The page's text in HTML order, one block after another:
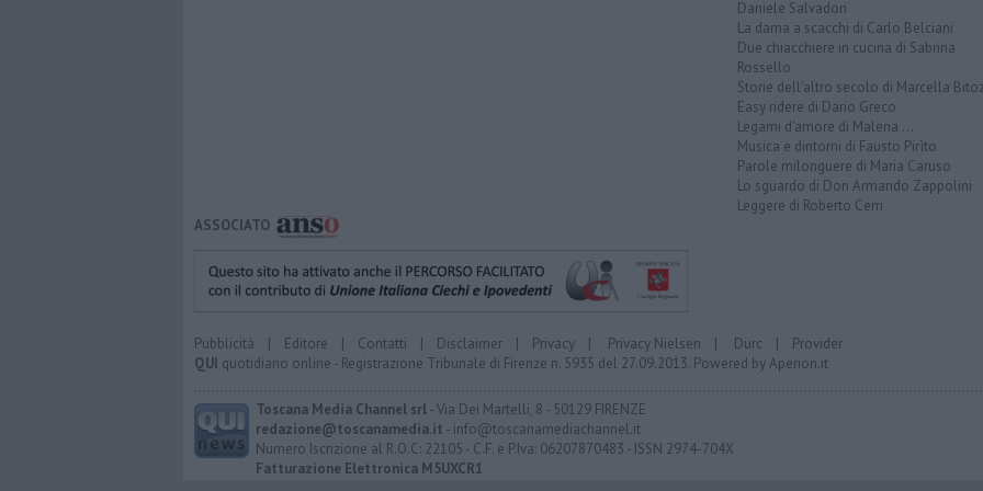
Daniele Salvadori
La dama a scacchi di Carlo Belciani
Due chiacchiere in cucina di Sabrina
Rossello
Storie dell'altro secolo di Marcella
Easy ridere di Dario Greco
Legami d'amore di Malena ...
Musica e dintorni di Fausto Pirìto
Parole milonguere di Maria Caruso
Lo sguardo di Don Armando Zappolini
Leggere di Roberto Cerri
ASSOCIATO
Pubblicità | Editore | Contatti | Disclaimer | Privacy | Privacy Nielsen | Durc | Provider
QUI quotidiano online - Registrazione Tribunale di Firenze n. 5935 del 27.09.2013. Powered byAperion.it
Toscana Media Channel srl- Via Dei Martelli, 8 - 50129 FIRENZE
redazione@toscanamedia.it - info@toscanamediachannel.it
Numero Iscrizione al R.O.C: 22105 - C.F. e P.Iva: 06207870483 - ISSN 2974-704X
Fatturazione Elettronica M5UXCR1